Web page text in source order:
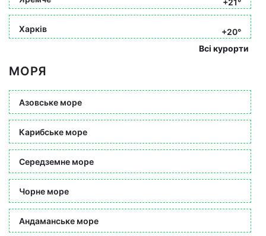
+21°
Харків
+20°
Всі курорти
МОРЯ
Азовське море
Карибське море
Середземне море
Чорне море
Андаманське море